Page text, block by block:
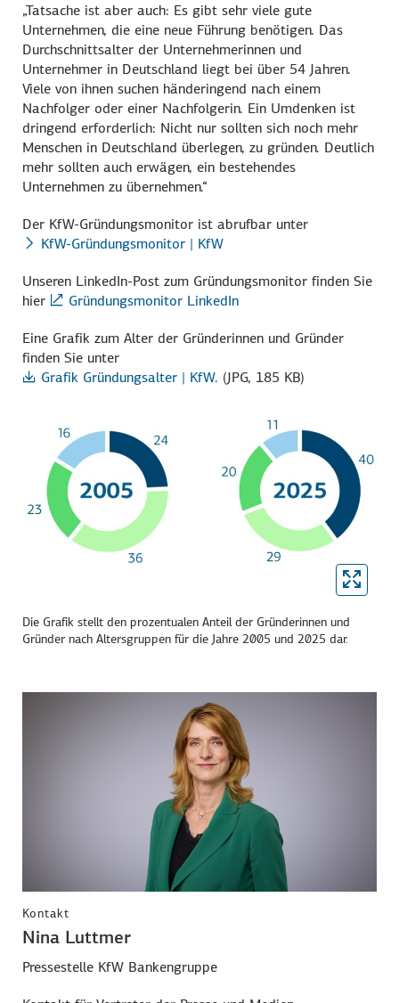
„Tatsache ist aber auch: Es gibt sehr viele gute
Unternehmen, die eine neue Führung benötigen. Das
Durchschnittsalter der Unternehmerinnen und
Unternehmer in Deutschland liegt bei über 54 Jahren.
Viele von ihnen suchen händeringend nach einem
Nachfolger oder einer Nachfolgerin. Ein Umdenken ist
dringend erforderlich: Nicht nur sollten sich noch mehr
Menschen in Deutschland überlegen, zu gründen. Deutlich
mehr sollten auch erwägen, ein bestehendes
Unternehmen zu übernehmen.“
Der KfW-Gründungsmonitor ist abrufbar unter
KfW-Gründungsmonitor | KfW
Unseren LinkedIn-Post zum Gründungsmonitor finden Sie
hier
Gründungsmonitor LinkedIn
Eine Grafik zum Alter der Gründerinnen und Gründer
finden Sie unter
Grafik Gründungsalter | KfW. (JPG, 185 KB)
Die Grafik stellt den prozentualen Anteil der Gründerinnen und
Gründer nach Altersgruppen für die Jahre 2005 und 2025 dar.
Kontakt
Nina Luttmer
Pressestelle KfW Bankengruppe